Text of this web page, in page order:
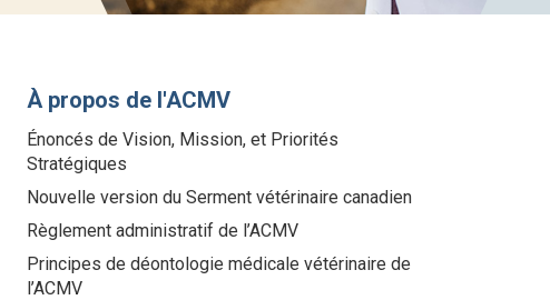
À propos de l'ACMV
Énoncés de Vision, Mission, et Priorités
Stratégiques
Nouvelle version du Serment vétérinaire canadien
Règlement administratif de l’ACMV
Principes de déontologie médicale vétérinaire de
l’ACMV